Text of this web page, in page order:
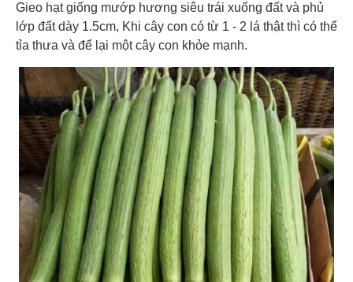
Gieo hạt giống mướp hương siêu trái xuống đất và phủ
lớp đất dày 1.5cm, Khi cây con có từ 1 - 2 lá thật thì có thể
tỉa thưa và để lại một cây con khỏe mạnh.